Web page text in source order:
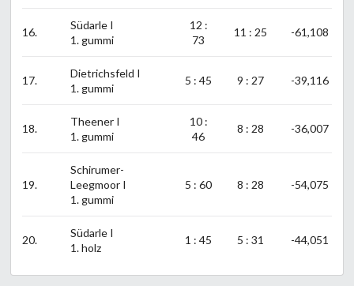
16.
Südarle I
1. gummi
12 :
73
11 : 25 -61,108
17.
Dietrichsfeld I
1. gummi
5 : 45 9 : 27 -39,116
18.
Theener I
1. gummi
10 :
46
8 : 28 -36,007
19.
Schirumer-
Leegmoor I
1. gummi
5 : 60 8 : 28 -54,075
20.
Südarle I
1. holz
1 : 45 5 : 31 -44,051